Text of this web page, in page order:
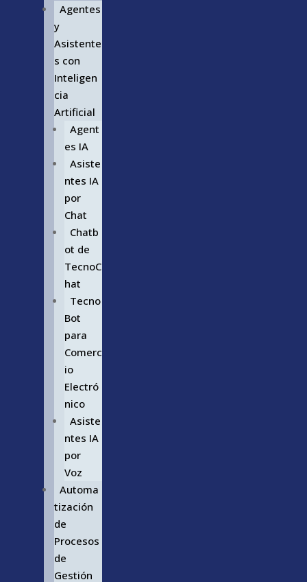
Agentes
y
Asistente
s con
Inteligen
cia
Artificial
Agent
es IA
Asiste
ntes IA
por
Chat
Chatb
ot de
TecnoC
hat
Tecno
Bot
para
Comerc
io
Electró
nico
Asiste
ntes IA
por
Voz
Automa
tización
de
Procesos
de
Gestión